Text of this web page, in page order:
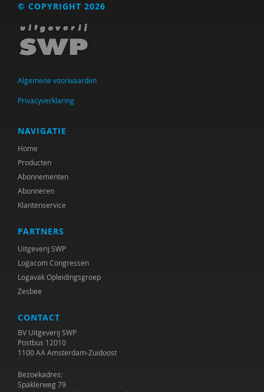
© COPYRIGHT 2026
Algemene voorwaarden
Privacyverklaring
NAVIGATIE
Home
Producten
Abonnementen
Abonneren
Klantenservice
PARTNERS
Uitgeverij SWP
Logacom Congressen
Logavak Opleidingsgroep
Zesbee
CONTACT
BV Uitgeverij SWP
Postbus 12010
1100 AA Amsterdam-Zuidoost
Bezoekadres:
Spaklerweg 79